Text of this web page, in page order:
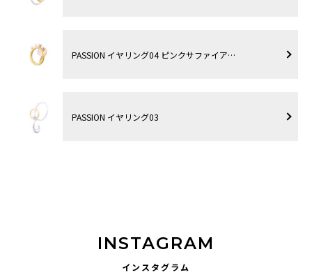
PASSION イヤリング04 ピンクサファイア…
PASSION イヤリング03
INSTAGRAM
インスタグラム